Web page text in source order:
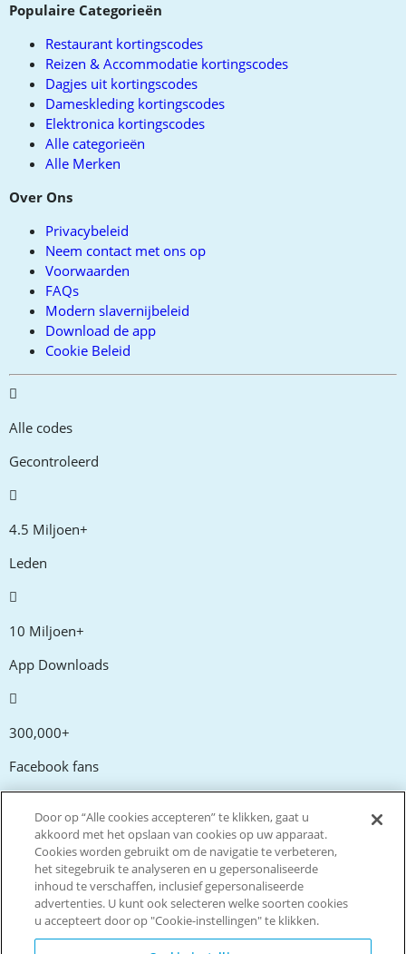
Populaire Categorieën
Restaurant kortingscodes
Reizen & Accommodatie kortingscodes
Dagjes uit kortingscodes
Dameskleding kortingscodes
Elektronica kortingscodes
Alle categorieën
Alle Merken
Over Ons
Privacybeleid
Neem contact met ons op
Voorwaarden
FAQs
Modern slavernijbeleid
Download de app
Cookie Beleid
Alle codes
Gecontroleerd
4.5 Miljoen+
Leden
10 Miljoen+
App Downloads
300,000+
Facebook fans
20,000+
Kortingscodes
Live more. Spend less.
Door op “Alle cookies accepteren” te klikken, gaat u
akkoord met het opslaan van cookies op uw apparaat.
Cookies worden gebruikt om de navigatie te verbeteren,
het sitegebruik te analyseren en u gepersonaliseerde
inhoud te verschaffen, inclusief gepersonaliseerde
advertenties. U kunt ook selecteren welke soorten cookies
u accepteert door op "Cookie-instellingen" te klikken.